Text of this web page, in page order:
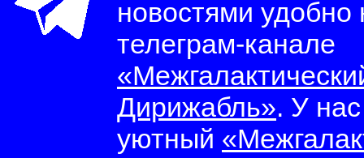
новостями
телеграм-канале
Дирижабль». У
уютный